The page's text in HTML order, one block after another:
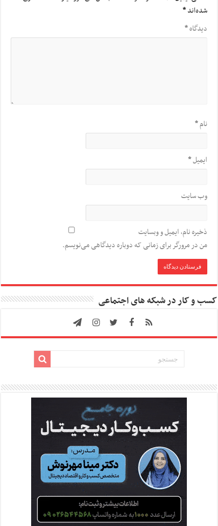
شده‌اند*
دیدگاه*
نام*
ایمیل*
وب‌ سایت
ذخیره نام، ایمیل و وبسایت
من در مرورگر برای زمانی که دوباره دیدگاهی می‌نویسم.
کسب و کار در شبکه های اجتماعی